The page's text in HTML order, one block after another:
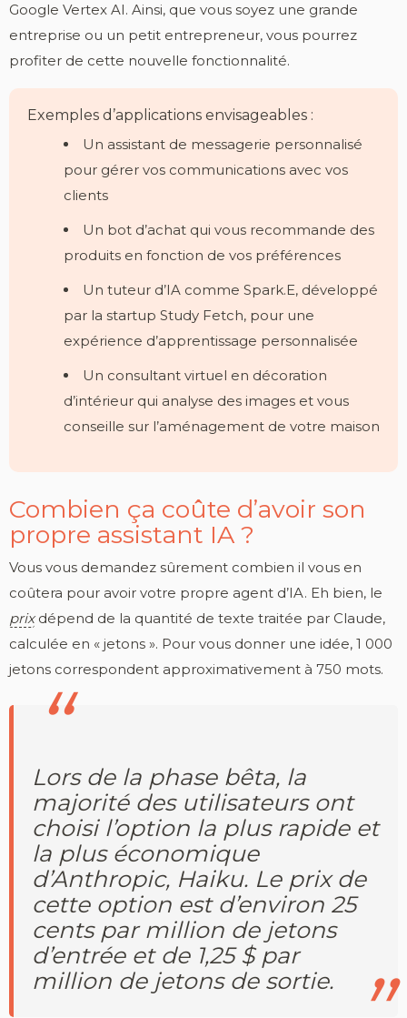
Google Vertex AI. Ainsi, que vous soyez une grande
entreprise ou un petit entrepreneur, vous pourrez
profiter de cette nouvelle fonctionnalité.
Exemples d’applications envisageables :
Un assistant de messagerie personnalisé
pour gérer vos communications avec vos
clients
Un bot d’achat qui vous recommande des
produits en fonction de vos préférences
Un tuteur d’IA comme Spark.E, développé
par la startup Study Fetch, pour une
expérience d’apprentissage personnalisée
Un consultant virtuel en décoration
d’intérieur qui analyse des images et vous
conseille sur l’aménagement de votre maison
Combien ça coûte d’avoir son
propre assistant IA ?
Vous vous demandez sûrement combien il vous en
coûtera pour avoir votre propre agent d’IA. Eh bien, le
prixdépend de la quantité de texte traitée par Claude,
calculée en « jetons ». Pour vous donner une idée, 1 000
jetons correspondent approximativement à 750 mots.
Lors de la phase bêta, la
majorité des utilisateurs ont
choisi l’option la plus rapide et
la plus économique
d’Anthropic, Haiku. Le prix de
cette option est d’environ 25
cents par million de jetons
d’entrée et de 1,25 $ par
million de jetons de sortie.